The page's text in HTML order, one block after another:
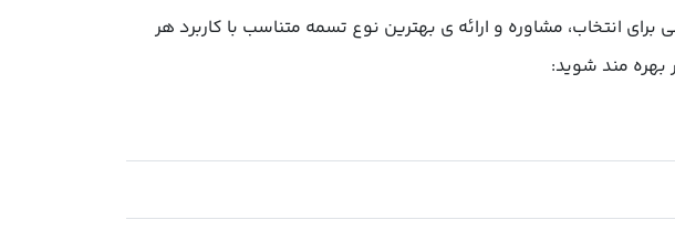
انتخاب، مشاوره و ارائه ی بهترین نوع تسمه متناسب با کاربرد هر
بهره مند شوید: